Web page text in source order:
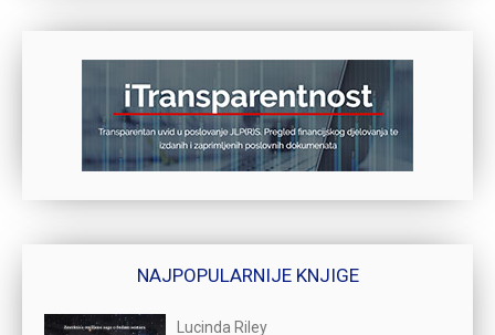
NAJPOPULARNIJE KNJIGE
Lucinda Riley